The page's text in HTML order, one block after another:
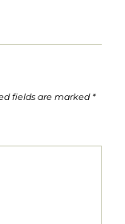
fields are marked *